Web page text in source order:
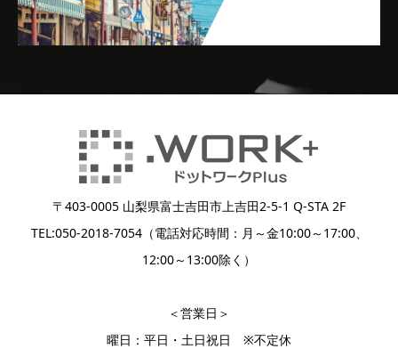
〒403-0005 山梨県富士吉田市上吉田2-5-1 Q-STA 2F
TEL:050-2018-7054（電話対応時間：月～金10:00～17:00、
12:00～13:00除く）
＜営業日＞
曜日：平日・土日祝日 ※不定休